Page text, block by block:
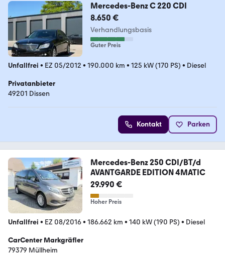
Mercedes-Benz C 220 CDI
8.650 €
Verhandlungsbasis
Guter Preis
Unfallfrei • EZ 05/2012 • 190.000 km • 125 kW (170 PS) • Diesel
Privatanbieter
49201 Dissen
Kontakt Parken
Mercedes-Benz 250 CDI/BT/d
AVANTGARDE EDITION 4MATIC
29.990 €
Hoher Preis
Unfallfrei • EZ 08/2016• 186.662 km • 140 kW (190 PS) • Diesel
CarCenter Markgräfler
79379 Müllheim